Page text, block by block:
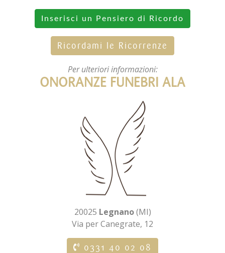
Inserisci un Pensiero di Ricordo
Ricordami le Ricorrenze
Per ulteriori informazioni:
ONORANZE FUNEBRI ALA
20025 Legnano(MI)
Via per Canegrate, 12
0331 40 02 08